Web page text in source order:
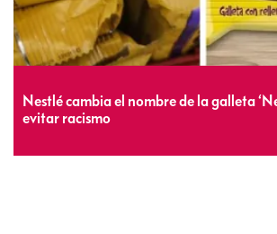
Nestlé cambia el nombre de la galleta
evitar racismo